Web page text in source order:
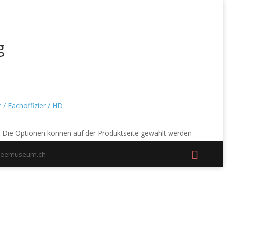
/ Fachoffizier / HD
Optionen können auf der Produktseite gewählt werden